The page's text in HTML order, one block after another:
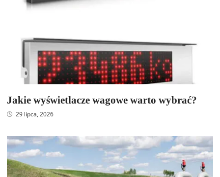
Jakie wyświetlacze wagowe warto wybrać?
29 lipca, 2026